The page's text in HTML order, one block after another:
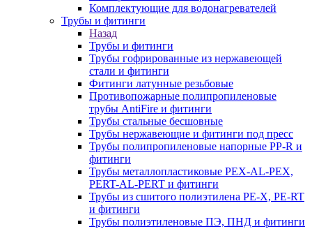
Комплектующие для водонагревателей
Трубы и фитинги
Назад
Трубы и фитинги
Трубы гофрированные из нержавеющей
стали и фитинги
Фитинги латунные резьбовые
Противопожарные полипропиленовые
трубы AntiFire и фитинги
Трубы стальные бесшовные
Трубы нержавеющие и фитинги под пресс
Трубы полипропиленовые напорные PP-R и
фитинги
Трубы металлопластиковые PEX-AL-PEX,
PERT-AL-PERT и фитинги
Трубы из сшитого полиэтилена PE-X, PE-RT
и фитинги
Трубы полиэтиленовые ПЭ, ПНД и фитинги